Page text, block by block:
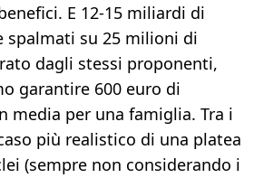
E 12-15 miliardi di
spalmati su 25 milioni di
dagli stessi proponenti,
garantire 600 euro di
media per una famiglia. Tra i
più realistico di una platea
(sempre non considerando i